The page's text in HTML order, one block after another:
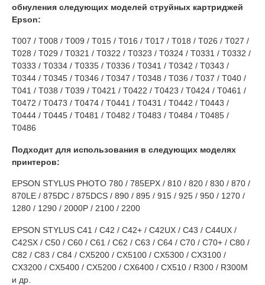
обнуления следующих моделей струйных картриджей
Epson:
T007 / T008 / T009 / T015 / T016 / T017 / T018 / T026 / T027 /
T028 / T029 / T0321 / T0322 / T0323 / T0324 / T0331 / T0332 /
T0333 / T0334 / T0335 / T0336 / T0341 / T0342 / T0343 /
T0344 / T0345 / T0346 / T0347 / T0348 / T036 / T037 / T040 /
T041 / T038 / T039 / T0421 / T0422 / T0423 / T0424 / T0461 /
T0472 / T0473 / T0474 / T0441 / T0431 / T0442 / T0443 /
T0444 / T0445 / T0481 / T0482 / T0483 / T0484 / T0485 /
T0486
Подходит для использования в следующих моделях
принтеров:
EPSON STYLUS PHOTO 780 / 785EPX / 810 / 820 / 830 / 870 /
870LE / 875DC / 875DCS / 890 / 895 / 915 / 925 / 950 / 1270 /
1280 / 1290 / 2000P / 2100 / 2200
EPSON STYLUS C41 / C42 / C42+ / C42UX / C43 / C44UX /
C42SX / C50 / C60 / C61 / C62 / C63 / C64 / C70 / C70+ / C80 /
C82 / C83 / C84 / CX5200 / CX5100 / CX5300 / CX3100 /
CX3200 / CX5400 / CX5200 / CX6400 / CX510 / R300 / R300M
и др.